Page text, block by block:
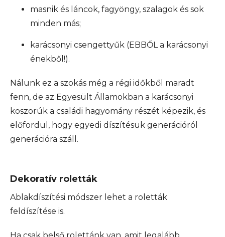
masnik és láncok, fagyöngy, szalagok és sok
minden más;
karácsonyi csengettyűk (EBBŐL a karácsonyi
énekből!).
Nálunk ez a szokás még a régi időkből maradt
fenn, de az Egyesült Államokban a karácsonyi
koszorúk a családi hagyomány részét képezik, és
előfordul, hogy egyedi díszítésük generációról
generációra száll.
Dekoratív roletták
Ablakdíszítési módszer lehet a roletták
feldíszítése is.